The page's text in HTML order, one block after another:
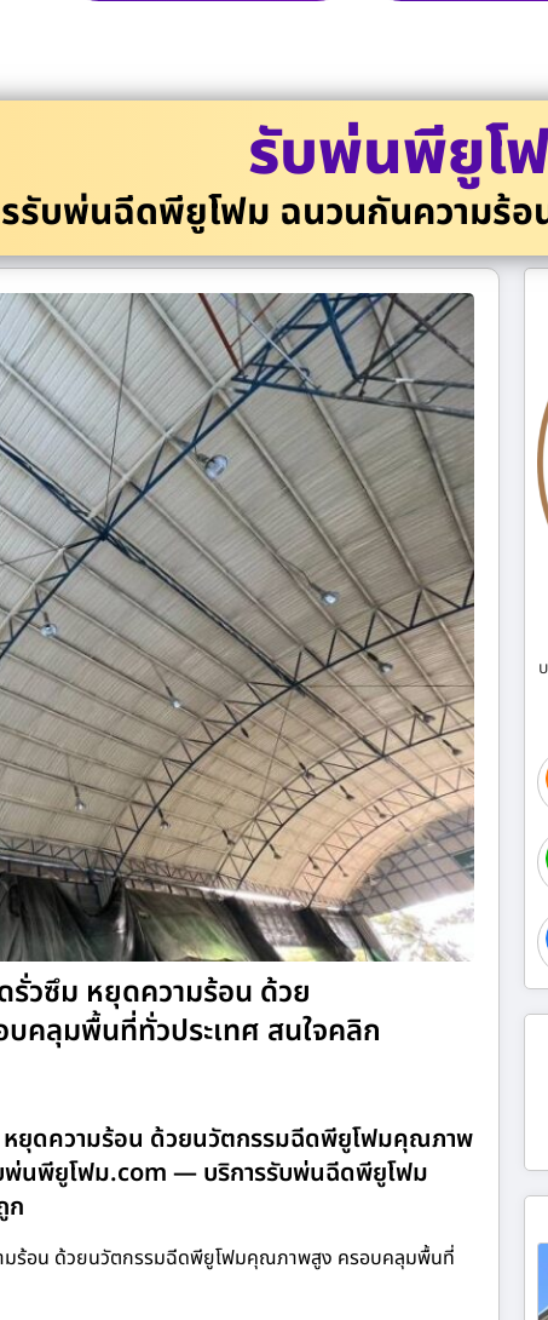
รับพ่นพียูโ
รับพ่นฉีดพียูโฟม ฉนวนกันความร้อ
วซึม หยุดความร้อน ด้วย
ลุมพื้นที่ทั่วประเทศ สนใจคลิก
ยุดความร้อน ด้วยนวัตกรรมฉีดพียูโฟมคุณภาพ
พ่นพียูโฟม.com — บริการรับพ่นฉีดพียูโฟม
ก
ร้อน ด้วยนวัตกรรมฉีดพียูโฟมคุณภาพสูง ครอบคลุมพื้นที่